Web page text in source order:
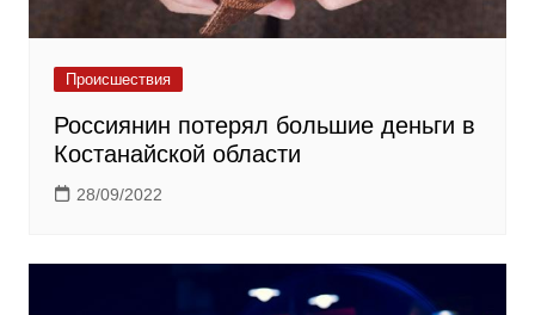
Происшествия
Россиянин потерял большие деньги в
Костанайской области
28/09/2022